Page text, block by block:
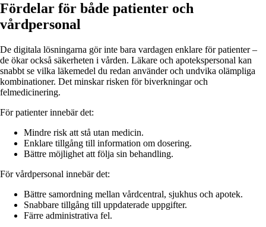
Fördelar för både patienter och
vårdpersonal
De digitala lösningarna gör inte bara vardagen enklare för patienter –
de ökar också säkerheten i vården. Läkare och apotekspersonal kan
snabbt se vilka läkemedel du redan använder och undvika olämpliga
kombinationer. Det minskar risken för biverkningar och
felmedicinering.
För patienter innebär det:
Mindre risk att stå utan medicin.
Enklare tillgång till information om dosering.
Bättre möjlighet att följa sin behandling.
För vårdpersonal innebär det:
Bättre samordning mellan vårdcentral, sjukhus och apotek.
Snabbare tillgång till uppdaterade uppgifter.
Färre administrativa fel.